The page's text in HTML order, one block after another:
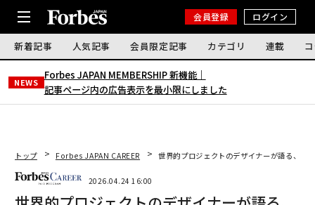
会員登録 ログイン
新着記事 人気記事 会員限定記事 カテゴリ 連載
NEWS
Forbes JAPAN MEMBERSHIP 新機能｜
記事ページ内の広告表示を最小限にしました
トップ Forbes JAPAN CAREER 世界的プロジェクトのデザイナーが語る、空
2026.04.24 16:00